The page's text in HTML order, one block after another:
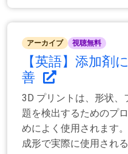
アーカイブ 視聴無料
【英語】添加剤
善
3D プリントは、形状
題を検出するためのプ
めによく使用されます
成形で実際に使用され